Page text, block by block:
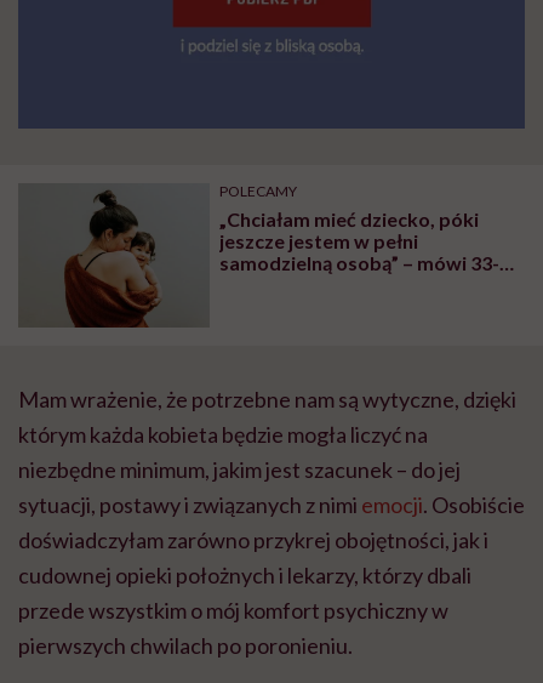
POLECAMY
„Chciałam mieć dziecko, póki
jeszcze jestem w pełni
samodzielną osobą” – mówi 33-
Mam wrażenie, że potrzebne nam są wytyczne, dzięki
którym każda kobieta będzie mogła liczyć na
niezbędne minimum, jakim jest szacunek – do jej
sytuacji, postawy i związanych z nimi emocji. Osobiście
doświadczyłam zarówno przykrej obojętności, jak i
cudownej opieki położnych i lekarzy, którzy dbali
przede wszystkim o mój komfort psychiczny w
pierwszych chwilach po poronieniu.